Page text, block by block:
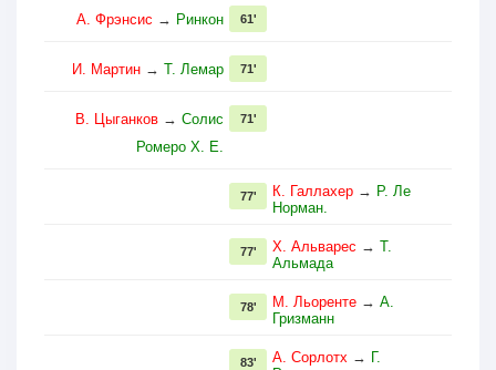
А. Фрэнсис → Ринкон 61'
И. Мартин → Т. Лемар 71'
В. Цыганков → Солис
Ромеро Х. Е.
71'
К. Галлахер → Р. Ле
Норман.
77'
Х. Альварес → Т.
Альмада
77'
М. Льоренте → А.
Гризманн
78'
А. Сорлотх → Г.
83'